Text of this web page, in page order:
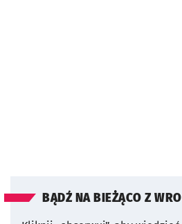
BĄDŹ NA BIEŻĄCO Z